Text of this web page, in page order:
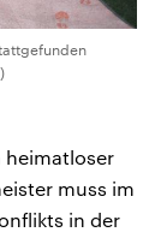
heimatloser
muss im
in der